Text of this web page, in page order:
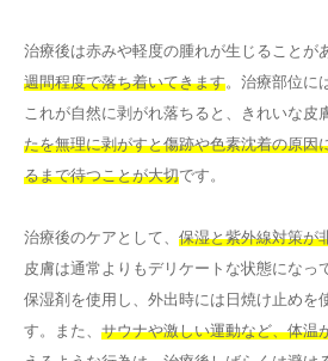
治療後は赤みや軽度の腫れが生じることが
週間程度で落ち着いてきます。治療部位に
これが自然に剥がれ落ちると、きれいな皮
たを無理に剥がすと傷跡や色素沈着の原因
るまで待つことが大切です。
治療後のケアとして、 保湿と紫外線対策が
皮膚は通常よりもデリケートな状態になっ
保湿剤を使用し、外出時には日焼け止めを
す。また、 サウナや激しい運動など、体温